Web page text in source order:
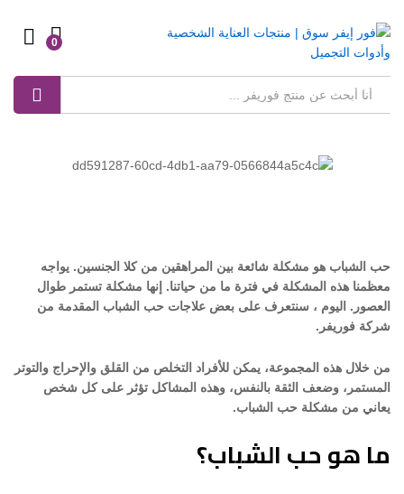
0
حب الشباب هو مشكلة شائعة بين المراهقين من كلا الجنسين. يواجه
معظمنا هذه المشكلة في فترة ما من حياتنا. إنها مشكلة تستمر طوال
العصور. اليوم ، سنتعرف على بعض علاجات حب الشباب المقدمة من
شركة فوريفر.
من خلال هذه المجموعة، يمكن للأفراد التخلص من القلق والإحراج والتوتر
المستمر، وضعف الثقة بالنفس، وهذه المشاكل تؤثر على كل شخص
يعاني من مشكلة حب الشباب.
ما هو حب الشباب؟